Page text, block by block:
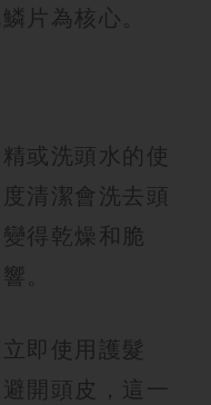
片為核心。
或洗頭水的使
清潔會洗去頭
得乾燥和脆
。
即使用護髮
開頭皮，這一